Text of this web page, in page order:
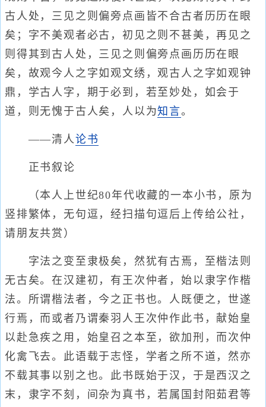
古人处，三见之则偏旁点画皆不合古者历历在眼
矣；字不美观者必古，初见之则不甚美，再见之
则得其到古人处，三见之则偏旁点画历历在眼
矣，故观今人之字如观文绣，观古人之字如观钟
鼎，学古人字，期于必到，若至妙处，如会于
道，则无愧于古人矣，人以为知言。
——清人论书
正书叙论
（本人上世纪80年代收藏的一本小书，原为
竖排繁体，无句逗，经扫描句逗后上传给公社，
请朋友共赏）
字法之变至隶极矣，然犹有古焉，至楷法则
无古矣。在汉建初，有王次仲者，始以隶字作楷
法。所谓楷法者，今之正书也。人既便之，世遂
行焉，而或者乃谓秦羽人王次仲作此书，献始皇
以赴急疾之用，始皇召之本至，欲加刑，而次仲
化禽飞去。此语载于志怪，学者之所不道，然亦
不载其事以别之也。此书既始于汉，于是西汉之
末，隶字不刻，间杂为真书，若属国封阳茹君等